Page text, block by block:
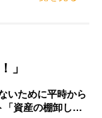
」
いために平時から
「資産の棚卸し…